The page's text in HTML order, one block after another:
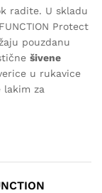
radite. U skladu
Protect
pouzdanu
šivene
u rukavice
lakim za